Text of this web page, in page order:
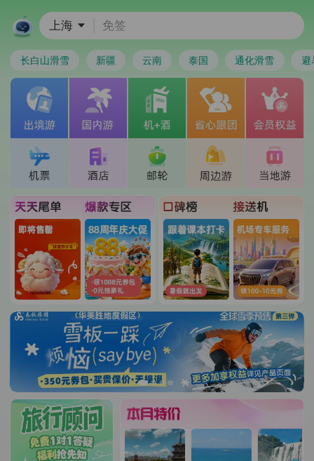
上海 免签
长白山滑雪 新疆 云南 泰国 通化滑雪 避